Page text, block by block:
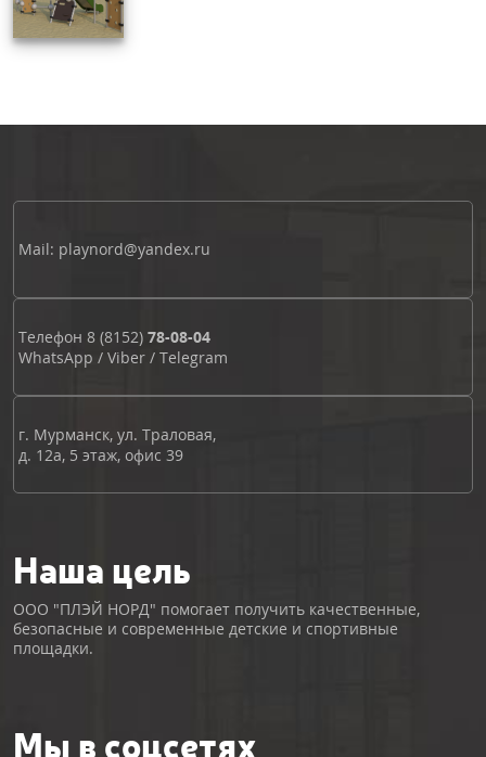
Mail: playnord@yandex.ru
Телефон 8 (8152) 78-08-04
WhatsApp / Viber / Telegram
г. Мурманск, ул. Траловая,
д. 12а, 5 этаж, офис 39
Наша цель
ООО "ПЛЭЙ НОРД" помогает получить качественные,
безопасные и современные детские и спортивные
площадки.
Мы в соцсетях